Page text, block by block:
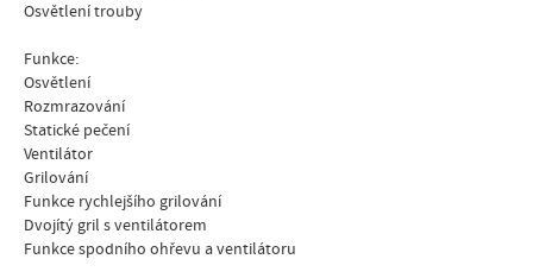
Osvětlení trouby
Funkce:
Osvětlení
Rozmrazování
Statické pečení
Ventilátor
Grilování
Funkce rychlejšího grilování
Dvojítý gril s ventilátorem
Funkce spodního ohřevu a ventilátoru